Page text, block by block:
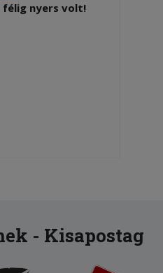
félig nyers volt!
- Kisapostag